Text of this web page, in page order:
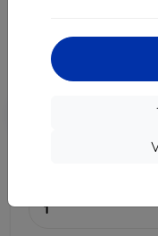
3 951 Ft
Ár ÁFA nelkül